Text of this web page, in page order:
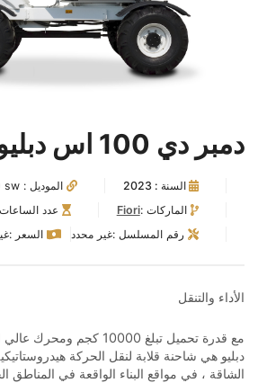
دمبر دي 100 اس دبليو
السنة : 2023 الموديل : D100 sw
الماركات :Fiori عدد
رقم المسلسل :غير محدد السعر :
الأداء والتنقل
دبليو هي شاحنة قلابة لنقل الحركة
الشاقة ، في مواقع البناء الواقعة في المناطق